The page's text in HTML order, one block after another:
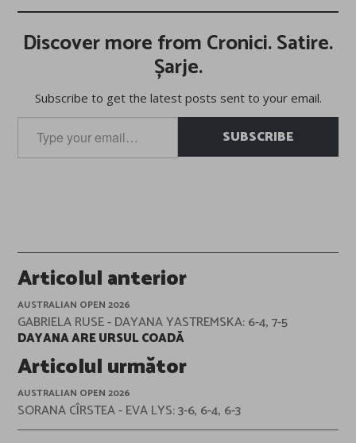
Discover more from Cronici. Satire.
Șarje.
Subscribe to get the latest posts sent to your email.
your
email…
SUBSCRIBE
Post
navigation
Articolul anterior
AUSTRALIAN OPEN 2026
GABRIELA RUSE - DAYANA YASTREMSKA: 6-4, 7-5
DAYANA ARE URSUL COADĂ
Articolul următor
AUSTRALIAN OPEN 2026
SORANA CÎRSTEA - EVA LYS: 3-6, 6-4, 6-3